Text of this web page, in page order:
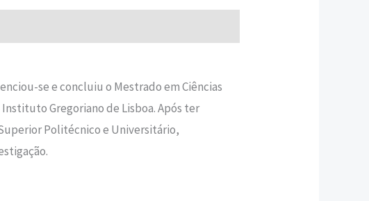
se e concluiu o Mestrado em Ciências
Gregoriano de Lisboa. Após ter
Politécnico e Universitário,